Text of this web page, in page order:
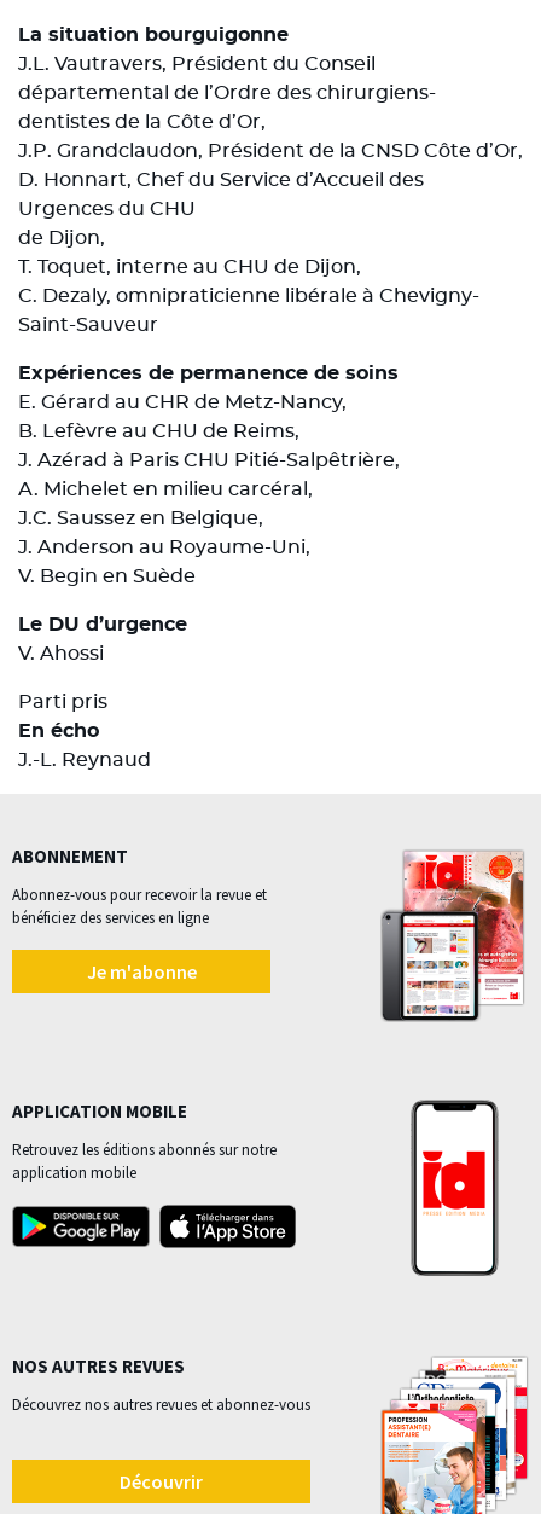
La situation bourguigonne
J.L. Vautravers, Président du Conseil
départemental de l’Ordre des chirurgiens-
dentistes de la Côte d’Or,
J.P. Grandclaudon, Président de la CNSD Côte d’Or,
D. Honnart, Chef du Service d’Accueil des
Urgences du CHU
de Dijon,
T. Toquet, interne au CHU de Dijon,
C. Dezaly, omnipraticienne libérale à Chevigny-
Saint-Sauveur
Expériences de permanence de soins
E. Gérard au CHR de Metz-Nancy,
B. Lefèvre au CHU de Reims,
J. Azérad à Paris CHU Pitié-Salpêtrière,
A. Michelet en milieu carcéral,
J.C. Saussez en Belgique,
J. Anderson au Royaume-Uni,
V. Begin en Suède
Le DU d’urgence
V. Ahossi
Parti pris
En écho
J.-L. Reynaud
ABONNEMENT
Abonnez-vous pour recevoir la revue et
bénéficiez des services en ligne
Je m'abonne
APPLICATION MOBILE
Retrouvez les éditions abonnés sur notre
application mobile
NOS AUTRES REVUES
Découvrez nos autres revues et abonnez-vous
Découvrir